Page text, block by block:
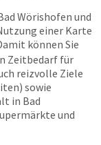
Wörishofen und
einer Karte
können Sie
Zeitbedarf für
reizvolle Ziele
sowie
in Bad
und